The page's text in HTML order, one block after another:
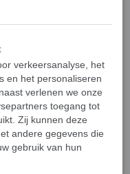
& Bijtzakken ›
IPO Jute
NIEUW
verkeersanalyse, het
en het personaliseren
verlenen we onze
toegang tot
Zij kunnen deze
andere gegevens die
gebruik van hun